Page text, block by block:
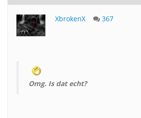
XbrokenX 367
Omg. Is dat echt?